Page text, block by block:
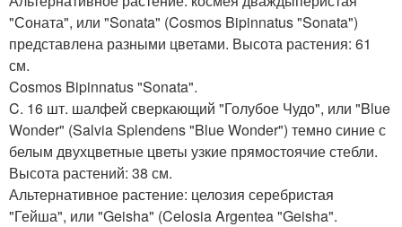
"Соната", или "Sonata" (Cosmos Bipinnatus "Sonata")
представлена разными цветами. Высота растения: 61
см.
Cosmos Bipinnatus "Sonata".
C. 16 шт. шалфей сверкающий "Голубое Чудо", или "Blue
Wonder" (Salvia Splendens "Blue Wonder") темно синие с
белым двухцветные цветы узкие прямостоячие стебли.
Высота растений: 38 см.
Альтернативное растение: целозия серебристая
"Гейша", или "Geisha" (Celosia Argentea "Geisha".